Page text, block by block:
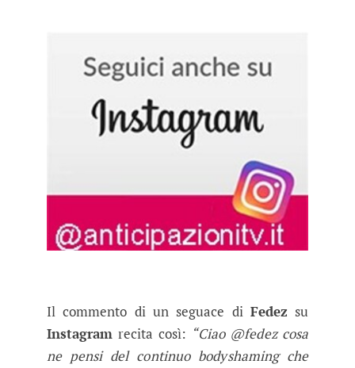
Il commento di un seguace di Fedez su
Instagram recita così: “Ciao @fedez cosa
ne pensi del continuo bodyshaming che